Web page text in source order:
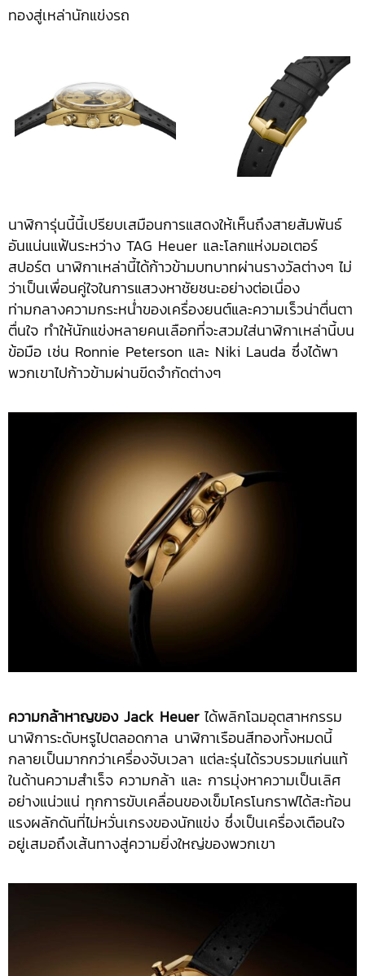
ทองสู่เหล่านักแข่งรถ
นาฬิการุ่นนี้นี้เปรียบเสมือนการแสดงให้เห็นถึงสายสัมพันธ์
อันแน่นแฟ้นระหว่าง TAG Heuer และโลกแห่งมอเตอร์
สปอร์ต นาฬิกาเหล่านี้ได้ก้าวข้ามบทบาทผ่านรางวัลต่างๆ ไม่
ว่าเป็นเพื่อนคู่ใจในการแสวงหาชัยชนะอย่างต่อเนื่อง
ท่ามกลางความกระหน่ำของเครื่องยนต์และความเร็วน่าตื่นตา
ตื่นใจ ทำให้นักแข่งหลายคนเลือกที่จะสวมใส่นาฬิกาเหล่านี้บน
ข้อมือ เช่น Ronnie Peterson และ Niki Lauda ซึ่งได้พา
พวกเขาไปก้าวข้ามผ่านขีดจำกัดต่างๆ
ความกล้าหาญของ Jack Heuerได้พลิกโฉมอุตสาหกรรม
นาฬิการะดับหรูไปตลอดกาล นาฬิกาเรือนสีทองทั้งหมดนี้
กลายเป็นมากกว่าเครื่องจับเวลา แต่ละรุ่นได้รวบรวมแก่นแท้
ในด้านความสำเร็จ ความกล้า และ การมุ่งหาความเป็นเลิศ
อย่างแน่วแน่ ทุกการขับเคลื่อนของเข็มโครโนกราฟได้สะท้อน
แรงผลักดันที่ไม่หวั่นเกรงของนักแข่ง ซึ่งเป็นเครื่องเตือนใจ
อยู่เสมอถึงเส้นทางสู่ความยิ่งใหญ่ของพวกเขา